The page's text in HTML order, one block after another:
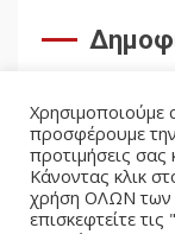
Χρησιμοποιούμε
προσφέρουμε την
προτιμήσεις σας
Κάνοντας κλικ
χρήση ΟΛΩΝ των
επισκεφτείτε